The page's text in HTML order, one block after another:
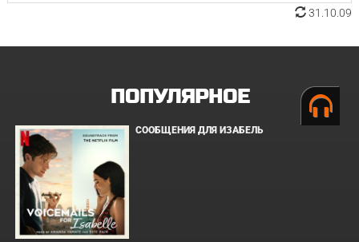
31.10.09
ПОПУЛЯРНОЕ
СООБЩЕНИЯ ДЛЯ ИЗАБЕЛЬ